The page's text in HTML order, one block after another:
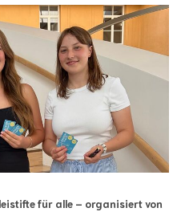
für alle – organisiert von